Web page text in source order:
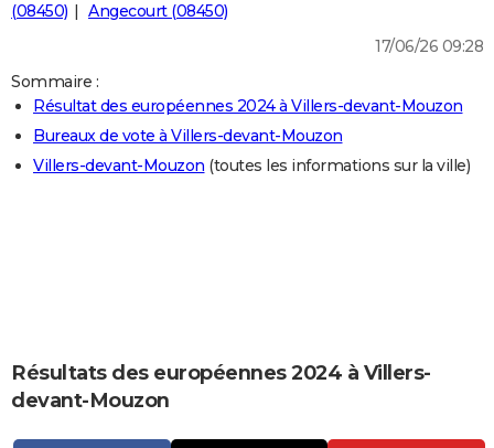
Forum
Aménagement intérieur
Extérieur
Cuisine
Salle de bains
Jardinage
Rangement
+
LIFESTYLE
Art de vivre
Bien-être
Loisirs
Mode
Modes de vie
SANTE
Alimentation
Guide de la santé
Maladies
Médicaments
Sommeil
VOYAGE
Carte de Noël
Carte Bonne année
Carte Saint-Valentin
Carte Pâques
Carte d'anniversaire
(08450)
Angecourt (08450)
17/06/26 09:28
Sommaire :
Résultat des européennes 2024 à Villers-devant-Mouzon
Bureaux de vote à Villers-devant-Mouzon
Villers-devant-Mouzon (toutes les informations sur la ville)
Résultats des européennes 2024 à Villers-
devant-Mouzon